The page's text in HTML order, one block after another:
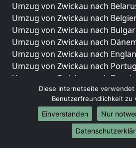
Umzug von Zwickau nach
Umzug von Zwickau nach
Umzug von Zwickau nach
Umzug von Zwickau nach
Umzug von Zwickau nach
Umzug von Zwickau nach
Umzug von Zwickau nach
Umzug von Zwickau nach Irland
Umzug von Zwickau nach
Umzug von Zwickau nach
Umzug von Zwickau nach
Umzug von Zwickau nach
Diese Internetseite verwendet
Benutzerfreundlichkeit zu
Einverstanden
Nur